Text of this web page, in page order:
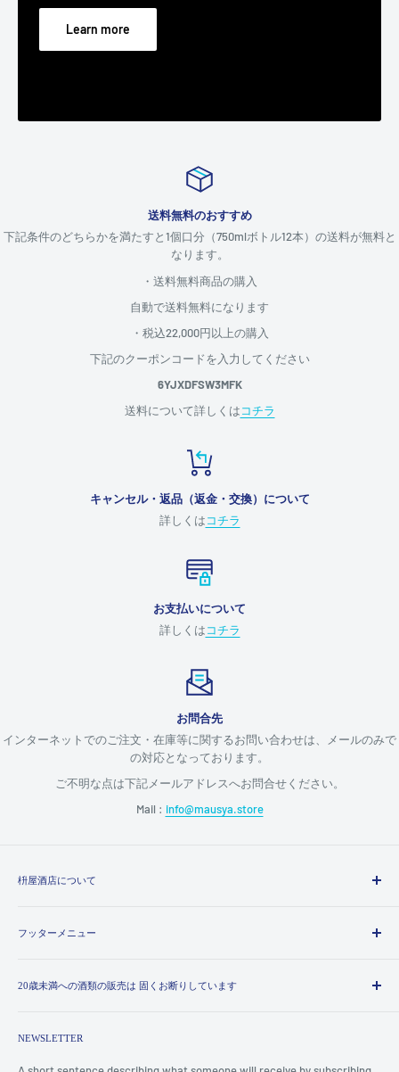
Learn more
送料無料のおすすめ
下記条件のどちらかを満たすと1個口分（750mlボトル12本）の送料が無料と
なります。
・送料無料商品の購入
自動で送料無料になります
・税込22,000円以上の購入
下記のクーポンコードを入力してください
6YJXDFSW3MFK
送料について詳しくはコチラ
キャンセル・返品（返金・交換）について
詳しくはコチラ
お支払いについて
詳しくはコチラ
お問合先
インターネットでのご注文・在庫等に関するお問い合わせは、メールのみで
の対応となっております。
ご不明な点は下記メールアドレスへお問合せください。
Mail : info@mausya.store
枡屋酒店について
業務用卸1店舗、ワインショップ2店舗、通販事業部1店舗
す。商品等のお問い合わせは下記店舗までお願いします。尚、本
他の店舗情報については
枡屋酒店 中央町店
フッターメニュー
利用規約
配送について
キャンセル・返品（返金・交換）について
NEWSLETTER
20歳未満への酒類の販売は 固くお断りしています